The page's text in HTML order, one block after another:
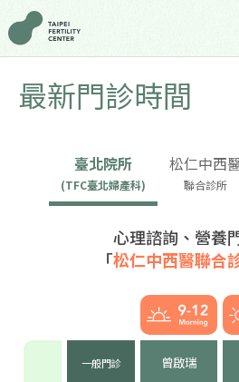
最新門診時間
臺北院所
(TFC臺北婦產科)
松仁中西
聯合診所
心理諮詢、營養
「松仁中西醫聯合
一般門診
曾啟瑞